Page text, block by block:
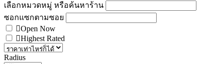
เลือกหมวดหมู่ หรือค้นหาร้าน
ซอกแซกตามซอย
Open Now
Highest Rated
Radius